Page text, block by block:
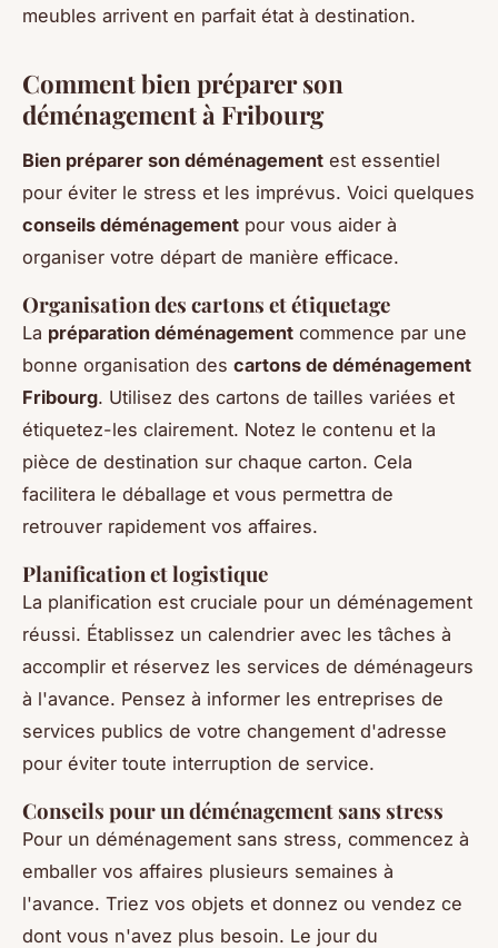
meubles arrivent en parfait état à destination.
Comment bien préparer son
déménagement à Fribourg
Bien préparer son déménagement est essentiel
pour éviter le stress et les imprévus. Voici quelques
conseils déménagement pour vous aider à
organiser votre départ de manière efficace.
Organisation des cartons et étiquetage
La préparation déménagement commence par une
bonne organisation des cartons de déménagement
Fribourg. Utilisez des cartons de tailles variées et
étiquetez-les clairement. Notez le contenu et la
pièce de destination sur chaque carton. Cela
facilitera le déballage et vous permettra de
retrouver rapidement vos affaires.
Planification et logistique
La planification est cruciale pour un déménagement
réussi. Établissez un calendrier avec les tâches à
accomplir et réservez les services de déménageurs
à l'avance. Pensez à informer les entreprises de
services publics de votre changement d'adresse
pour éviter toute interruption de service.
Conseils pour un déménagement sans stress
Pour un déménagement sans stress, commencez à
emballer vos affaires plusieurs semaines à
l'avance. Triez vos objets et donnez ou vendez ce
dont vous n'avez plus besoin. Le jour du